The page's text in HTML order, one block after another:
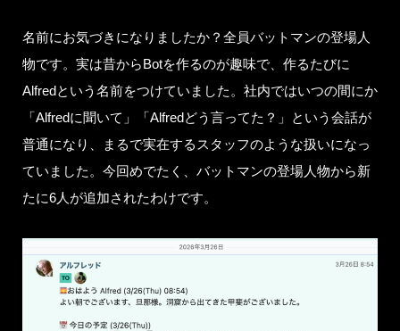
名前にお気づきになりましたか？全員バットマンの登場人
物です。実は昔からBotを作るのが趣味で、作るたびに
Alfredという名前をつけていました。社内ではいつの間にか
「Alfredに聞いて」「Alfredどう言ってた？」という会話が
普通になり、まるで実在するスタッフのような扱いになっ
ていました。今回めでたく、バットマンの登場人物から新
たに6人が追加されたわけです。